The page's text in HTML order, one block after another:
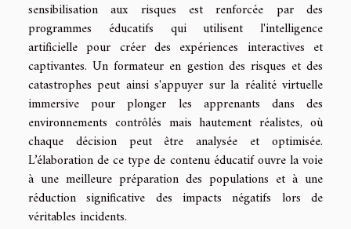
sensibilisation aux risques est renforcée par des
programmes éducatifs qui utilisent l'intelligence
artificielle pour créer des expériences interactives et
captivantes. Un formateur en gestion des risques et des
catastrophes peut ainsi s'appuyer sur la réalité virtuelle
immersive pour plonger les apprenants dans des
environnements contrôlés mais hautement réalistes, où
chaque décision peut être analysée et optimisée.
L’élaboration de ce type de contenu éducatif ouvre la voie
à une meilleure préparation des populations et à une
réduction significative des impacts négatifs lors de
véritables incidents.